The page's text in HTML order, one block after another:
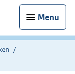
Menu